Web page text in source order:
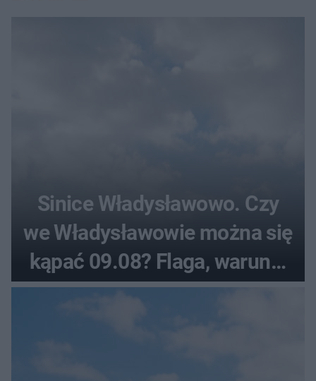
Sinice Władysławowo. Czy
we Władysławowie można się
kąpać 09.08? Flaga, warunki
pogodowe